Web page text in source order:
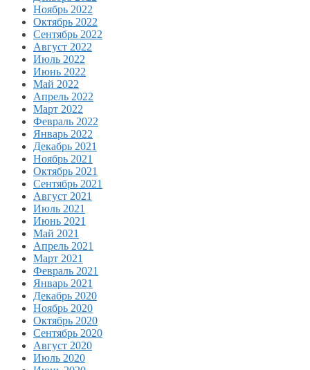
Ноябрь 2022
Октябрь 2022
Сентябрь 2022
Август 2022
Июль 2022
Июнь 2022
Май 2022
Апрель 2022
Март 2022
Февраль 2022
Январь 2022
Декабрь 2021
Ноябрь 2021
Октябрь 2021
Сентябрь 2021
Август 2021
Июль 2021
Июнь 2021
Май 2021
Апрель 2021
Март 2021
Февраль 2021
Январь 2021
Декабрь 2020
Ноябрь 2020
Октябрь 2020
Сентябрь 2020
Август 2020
Июль 2020